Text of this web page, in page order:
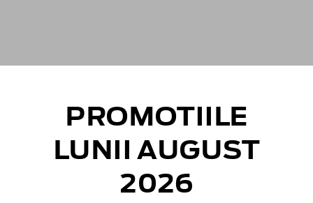
PROMOTIILE
LUNII AUGUST
2026